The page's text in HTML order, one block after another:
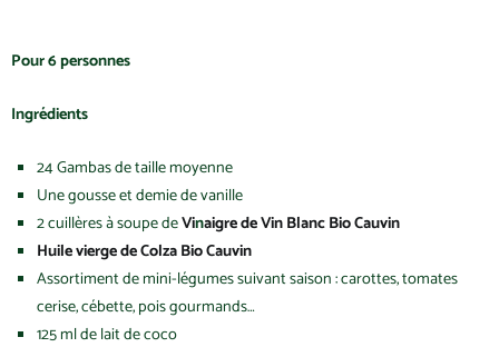
Pour 6 personnes
Ingrédients
24 Gambas de taille moyenne
Une gousse et demie de vanille
2 cuillères à soupe deVinaigre de Vin Blanc Bio Cauvin
Huile vierge de Colza Bio Cauvin
Assortiment de mini-légumes suivant saison : carottes, tomates
cerise, cébette, pois gourmands…
125 ml de lait de coco